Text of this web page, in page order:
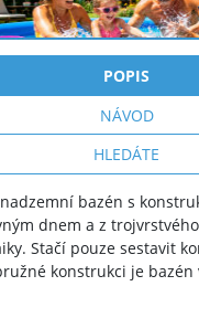
POPIS
NÁVOD
HLEDÁTE
bazén s
dnem a z
Stačí pouze sestavit
konstrukci je